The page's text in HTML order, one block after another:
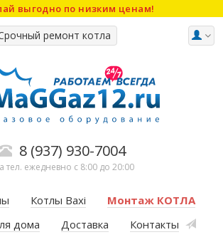
выгодно по низким ценам!
ремонт котла
8 (937) 930-7004
тел. ежедневно с 8:00 до 20:00
Котлы Baxi
Монтаж КОТЛА
дома
Доставка Контакты